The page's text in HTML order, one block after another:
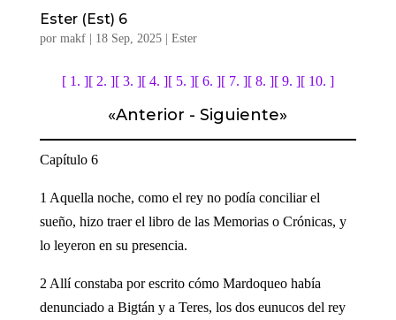
Ester (Est) 6
por makf| 18 Sep, 2025| Ester
[ 1. ][ 2. ][ 3. ][ 4. ][ 5. ][ 6. ][ 7. ][ 8. ][ 9. ][ 10. ]
«Anterior -Siguiente»
Capítulo 6
1 Aquella noche, como el rey no podía conciliar el
sueño, hizo traer el libro de las Memorias o Crónicas, y
lo leyeron en su presencia.
2 Allí constaba por escrito cómo Mardoqueo había
denunciado a Bigtán y a Teres, los dos eunucos del rey